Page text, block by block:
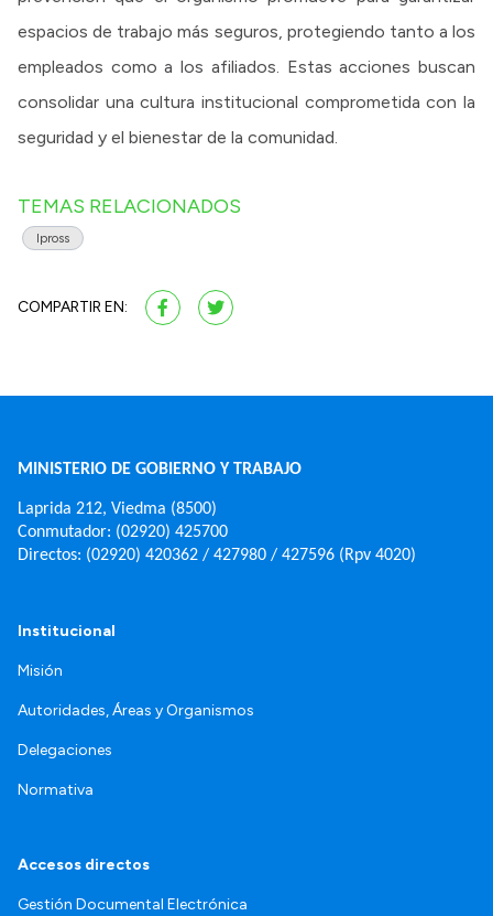
espacios de trabajo más seguros, protegiendo tanto a los
empleados como a los afiliados. Estas acciones buscan
consolidar una cultura institucional comprometida con la
seguridad y el bienestar de la comunidad.
TEMAS RELACIONADOS
Ipross
COMPARTIR EN:
MINISTERIO DE GOBIERNO Y TRABAJO
Laprida 212, Viedma (8500)
Conmutador: (02920) 425700
Directos: (02920) 420362 / 427980 / 427596 (Rpv 4020)
Institucional
Misión
Autoridades, Áreas y Organismos
Delegaciones
Normativa
Accesos directos
Gestión Documental Electrónica